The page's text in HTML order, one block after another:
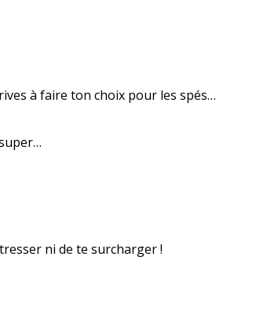
à faire ton choix pour les spés…
ni de te surcharger !